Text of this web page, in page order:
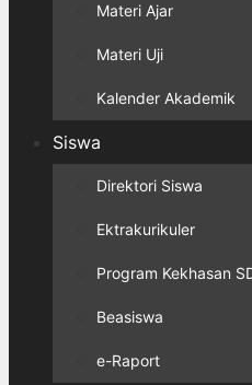
Materi Ajar
Materi Uji
Kalender Akademik
Siswa
Direktori Siswa
Ektrakurikuler
Program Kekhasan
Beasiswa
e-Raport